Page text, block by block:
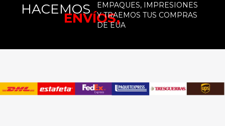
HACEMOS
ENVÍOS,
EMPAQUES, IMPRESIONES
Y TRAEMOS TUS COMPRAS
DE EUA